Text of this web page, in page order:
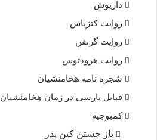
داریوش
روایت کتزیاس
روایت گزنفن
روایت هرودتوس
شجره نامه هخامنشیان
قبایل پارسی در زمان هخامنشیان
کمبوجیه
باز جستن کین پدر